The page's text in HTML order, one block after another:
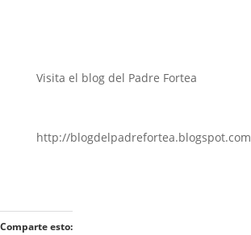
Visita el blog del Padre Fortea
http://blogdelpadrefortea.blogspot.com
Comparte esto: